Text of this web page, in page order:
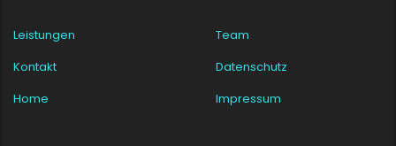
Leistungen
Team
Kontakt
Datenschutz
Home
Impressum